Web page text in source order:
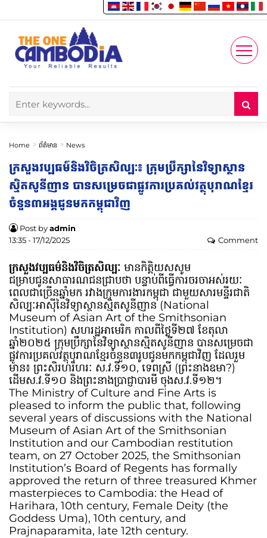
Account
Enjoy
Home ព័ត៌មាន News
ក្រសួងវប្បធម៌និងវិចិត្រសិល្បៈ៖ ក្រុមប្រឹក្សានៃវិទ្យាស្ថាន
ស្មិតសូនីញាន បានសម្រេចជាផ្លូវការប្រគល់វត្ថុបុរាណខ្មែរ
ចំនួន៣អង្គជូនមកកម្ពុជាវិញ
Post byadmin
13:35 - 17/12/2025
Comment
ក្រសួងវប្បធម៌និងវិចិត្រសិល្បៈ មានកិត្តិយសសូម
ជម្រាបជូនសាធារណជនជ្រាបថា បន្ទាប់ពីធ្វើការចរចាអស់រយៈ
ពេលជាច្រើនឆ្នាំមក រវាងក្រុមការងារកម្ពុជា ជាមួយសារមន្ទីរជាតិ
សិល្បៈអាស៊ីនៃវិទ្យាស្ថានស្មិតសូនីញាន (National
Museum of Asian Art of the Smithsonian
Institution) សហរដ្ឋអាមេរិក កាលពីថ្ងៃទី២៧ ខែតុលា
ឆ្នាំ២០២៥ ក្រុមប្រឹក្សានៃវិទ្យាស្ថានស្មិតសូនីញាន បានសម្រេចជា
ផ្លូវការប្រគល់វត្ថុបុរាណខ្មែរចំនួន៣រូបជូនមកកម្ពុជាវិញ ដែលរួម
មាន៖ ព្រះសិរហរិហរៈ ស.វ.ទី១០, ទេពស្រី (ព្រះនាងឧមា?)
ដើមស.វ.ទី១០ និងព្រះនាងប្រាជ្ញាបារមី ចុងស.វ.ទី១២។
The Ministry of Culture and Fine Arts is
pleased to inform the public that, following
several years of discussions with the National
Museum of Asian Art of the Smithsonian
Institution and our Cambodian restitution
team, on 27 October 2025, the Smithsonian
Institution’s Board of Regents has formally
approved the return of three treasured Khmer
masterpieces to Cambodia: the Head of
Harihara, 10th century, Female Deity (the
Goddess Uma), 10th century, and
Prajnaparamita, late 12th century.